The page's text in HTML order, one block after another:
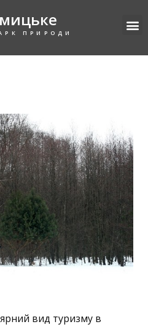
ПРИРОДИ
вид туризму в